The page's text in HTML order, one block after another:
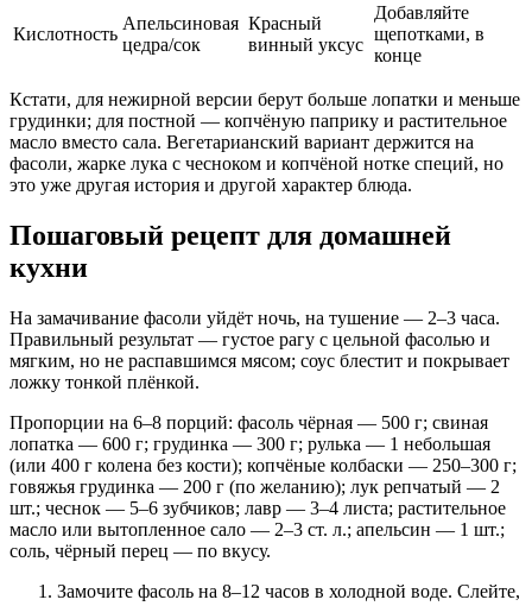
Кислотность
Апельсиновая
цедра/сок
Красный
винный уксус
Добавляйте
щепотками, в
конце
Кстати, для нежирной версии берут больше лопатки и меньше
грудинки; для постной — копчёную паприку и растительное
масло вместо сала. Вегетарианский вариант держится на
фасоли, жарке лука с чесноком и копчёной нотке специй, но
это уже другая история и другой характер блюда.
Пошаговый рецепт для домашней
кухни
На замачивание фасоли уйдёт ночь, на тушение — 2–3 часа.
Правильный результат — густое рагу с цельной фасолью и
мягким, но не распавшимся мясом; соус блестит и покрывает
ложку тонкой плёнкой.
Пропорции на 6–8 порций: фасоль чёрная — 500 г; свиная
лопатка — 600 г; грудинка — 300 г; рулька — 1 небольшая
(или 400 г колена без кости); копчёные колбаски — 250–300 г;
говяжья грудинка — 200 г (по желанию); лук репчатый — 2
шт.; чеснок — 5–6 зубчиков; лавр — 3–4 листа; растительное
масло или вытопленное сало — 2–3 ст. л.; апельсин — 1 шт.;
соль, чёрный перец — по вкусу.
Замочите фасоль на 8–12 часов в холодной воде. Слейте,